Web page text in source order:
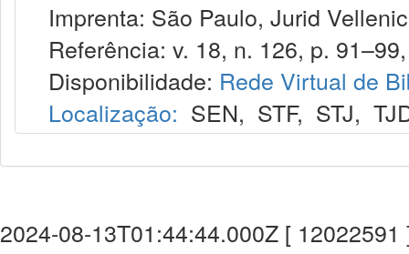
Imprenta: São Paulo, Jurid
Referência: v. 18, n. 126, p.
Disponibilidade: Rede Virtual de
Localização: SEN, STF, STJ,
2024-08-13T01:44:44.000Z [ 12022591